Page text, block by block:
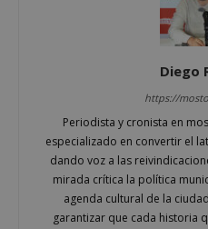
Diego
https://
Periodista y cronista en
especializado en convertir el
dando voz a las
mirada crítica la política
agenda cultural de la
garantizar que cada historia
CookieScriptConsent